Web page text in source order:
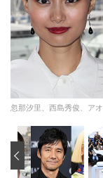
忽那汐里、西島秀俊、ア
‹